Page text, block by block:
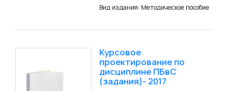
Вид издания: Методическое пособие
Курсовое
проектирование по
дисциплине ПБвС
(задания)- 2017